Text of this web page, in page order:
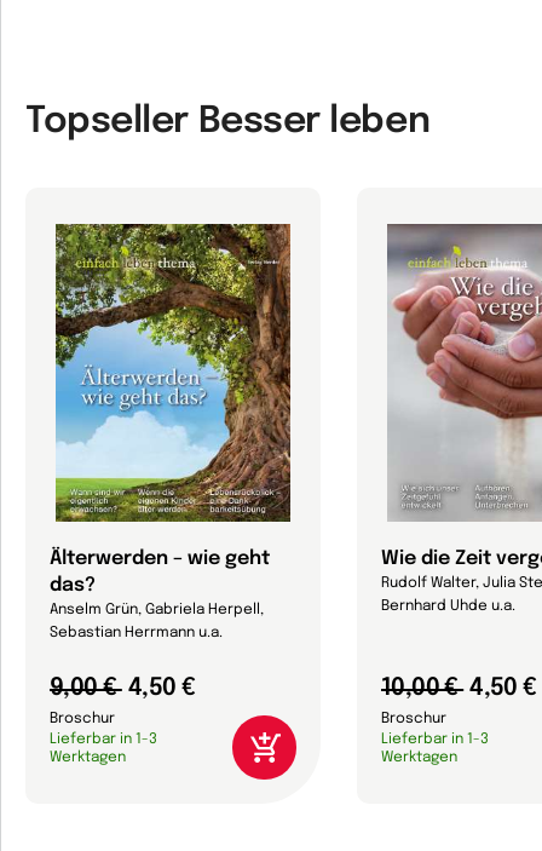
Topseller Besser leben
Älterwerden – wie geht
das?
Anselm Grün, Gabriela Herpell,
Sebastian Herrmann u.a.
9,00 € 4,50 €
Broschur
Lieferbar in 1-3
Werktagen
Wie die Zeit
Rudolf Walter, Julia
Bernhard Uhde u.a.
10,00 € 4,50 €
Broschur
Lieferbar in 1-3
Werktagen